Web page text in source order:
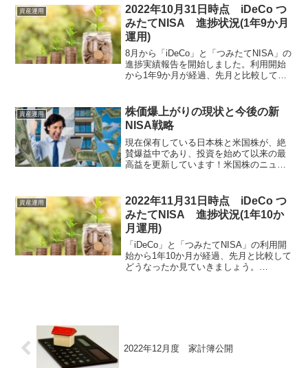
拠出金(元本)：228,000円損...
資産運用
2022年10月31日時点 iDeCo つ
みたてNISA 進捗状況(1年9か月
運用)
8月から「iDeCo」と「つみたてNISA」の
進捗実績報告を開始しました。利用開始
から1年9か月が経過、先月と比較してど
拠出金(元本)：240,000円損...
資産運用
株価爆上がりの現状と今後の新
NISA戦略
現在保有している日本株と米国株が、絶
賛爆益中であり、投資を始めて以来の最
高益を更新しています！米国株のニュー
年3月21日(木)に39,889.05ドルを記録し、
史上...
資産運用
2022年11月31日時点 iDeCo つ
みたてNISA 進捗状況(1年10か
月運用)
「iDeCo」と「つみたてNISA」の利用開
始から1年10か月が経過、先月と比較して
どうなったか見ていきましょう。
2022年12月度 家計簿公開